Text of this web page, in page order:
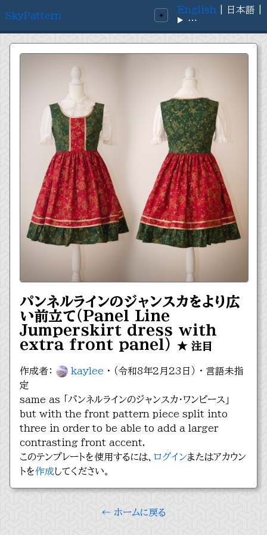
SkyPattern ☀️
English 日本語
⋯
パンネルラインのジャンスカをより広
い前立て（Panel Line
Jumperskirt dress with
extra front panel）
★ 注目
作成者： kaylee · （令和8年2月23日） · 言語未指
定
same as 「パンネルラインのジャンスカ・ワンピース」
but with the front pattern piece split into
three in order to be able to add a larger
contrasting front accent.
このテンプレートを使用するには、 ログインまたはアカウン
トを作成してください。
← ホームに戻る